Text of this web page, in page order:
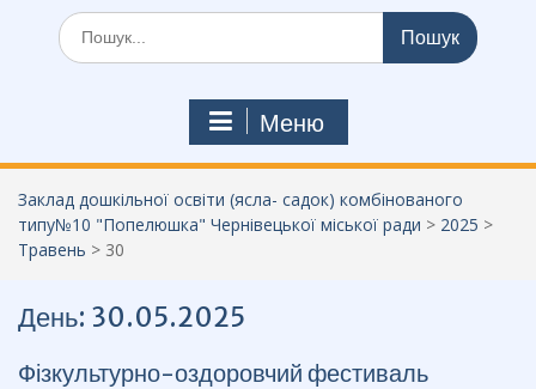
Шукати:
Меню
Заклад дошкільної освіти (ясла- садок) комбінованого
типу№10 "Попелюшка" Чернівецької міської ради > 2025 >
Травень > 30
День: 30.05.2025
Фізкультурно-оздоровчий фестиваль